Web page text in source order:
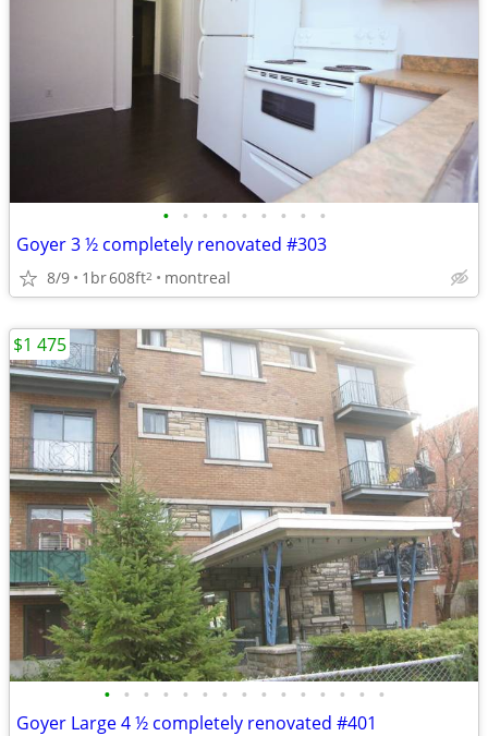
• • • • • • • • •
Goyer 3 ½ completely renovated #303
8/9 1br608ft2 montreal
• • • • • • • • • • • • • • •
Goyer Large 4 ½ completely renovated #401
$1 475